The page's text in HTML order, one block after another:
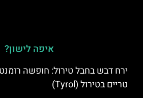
איפה לישון?
ירח דבש בחבל טירול: חופשה
טריים בטירול (Tyrol)